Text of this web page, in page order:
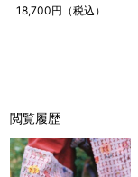
18,700円（税込）
閲覧履歴